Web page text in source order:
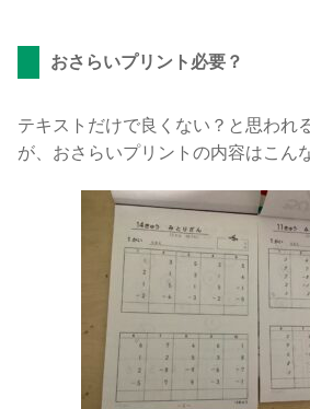
おさらいプリント必要？
テキストだけで良くない？と思われ
が、おさらいプリントの内容はこん